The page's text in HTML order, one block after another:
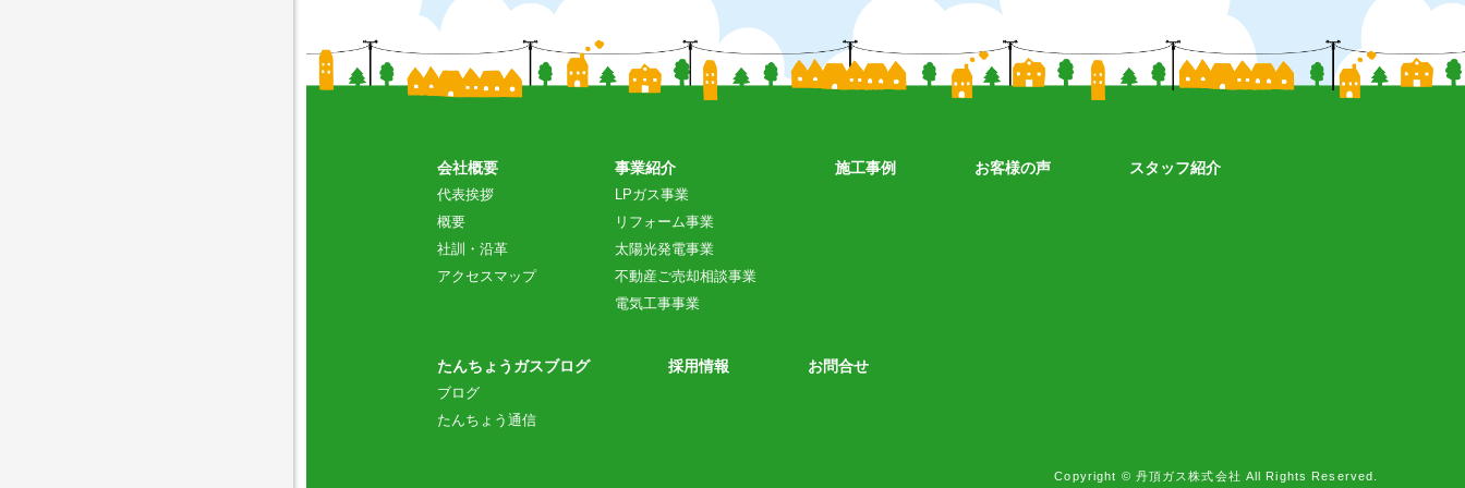
会社概要
代表挨拶
概要
社訓・沿革
アクセスマップ
事業紹介
LPガス事業
リフォーム事業
太陽光発電事業
不動産ご売却相談事業
電気工事事業
施工事例 お客様の声 スタッフ紹介
たんちょうガスブログ
ブログ
たんちょう通信
採用情報 お問合せ
Copyright © 丹頂ガス株式会社 All Rights Reserved.